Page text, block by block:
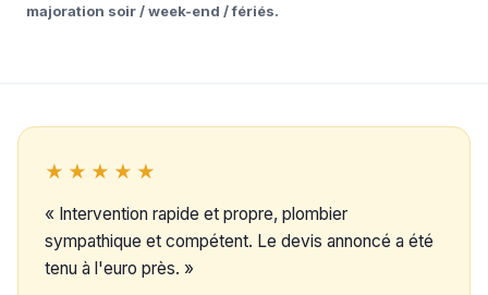
majoration soir / week-end / fériés.
★★★★★
« Intervention rapide et propre, plombier
sympathique et compétent. Le devis annoncé a été
tenu à l'euro près. »